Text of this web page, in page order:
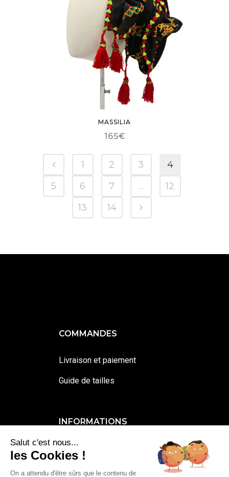
MASSILIA
165€
1 2 3
4
5
6 7 …
12
13
14
COMMANDES
Livraison et paiement
Guide de tailles
INFORMATIONS
Contactez-moi
Mentions légales et cookies
Salut c'est nous...
les Cookies !
On a attendu d'être sûrs que le contenu de